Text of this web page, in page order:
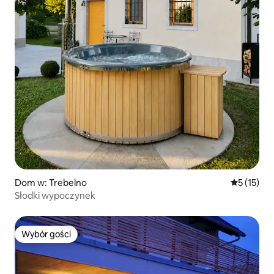
Dom w: Trebelno Średnia
5 (15)
Słodki wypoczynek
Wybór gości
Wybór gości